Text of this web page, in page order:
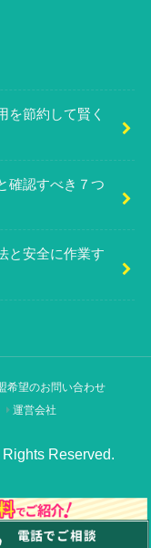
を節約して賢く
確認すべき７つ
と安全に作業す
希望のお問い合わせ
運営会社
Rights Reserved.